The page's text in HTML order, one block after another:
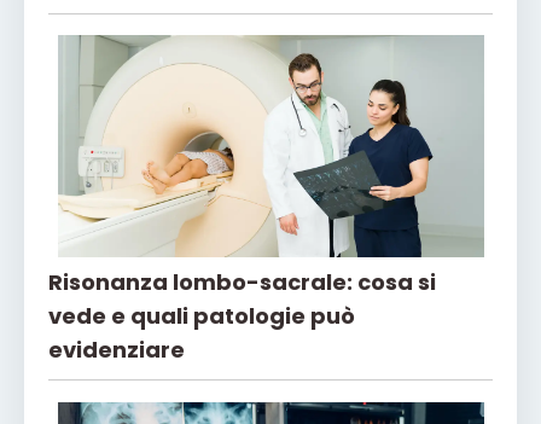
Risonanza lombo-sacrale: cosa si
vede e quali patologie può
evidenziare